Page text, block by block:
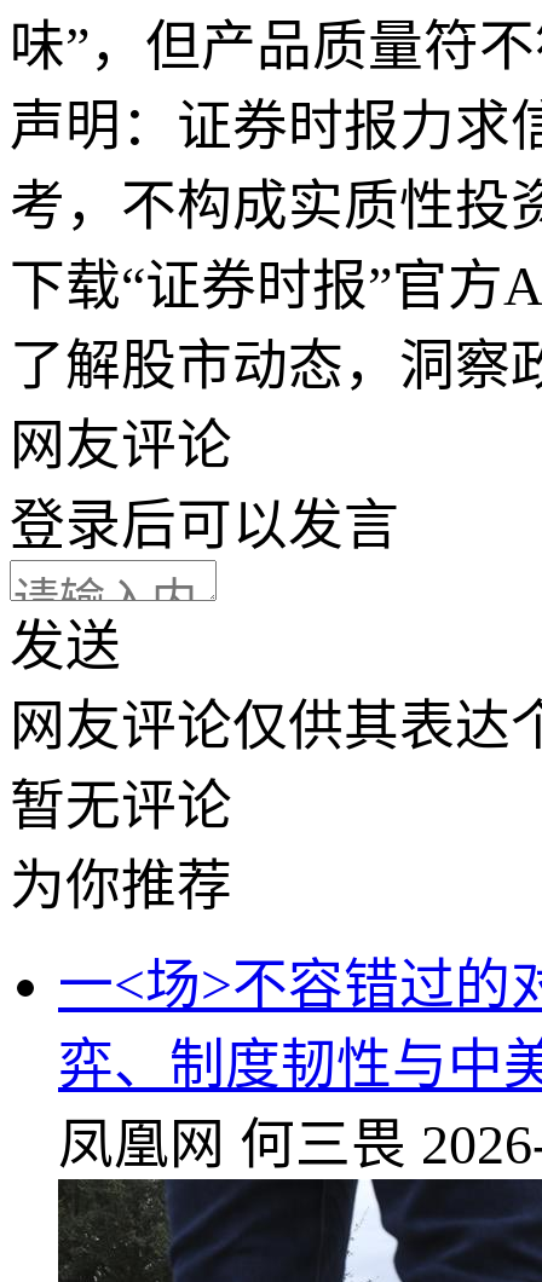
味”，但产品质量符
声明：证券时报力求
考，不构成实质性投
下载“证券时报”官方
了解股市动态，洞察
网友评论
登录后可以发言
发送
网友评论仅供其表达
暂无评论
为你推荐
一<场>不容错过的
弈、制度韧性与
凤凰网 何三畏